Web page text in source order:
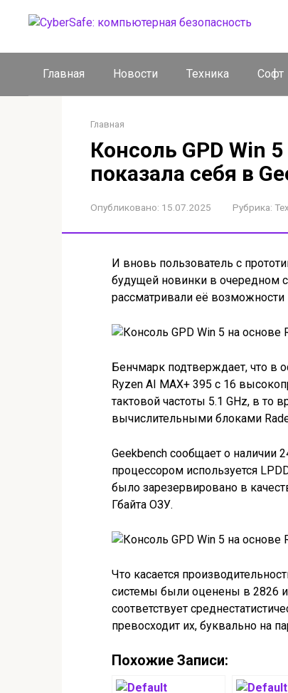
Главная Новости Техника Софт
Главная
Консоль GPD Win
показала себя в
Опубликовано: 15.07.2025 Рубрика:
И вновь пользователь с
будущей новинки в очередном
рассматривали её возможности
Бенчмарк подтверждает, что в
Ryzen AI MAX+ 395 с 16
тактовой частоты 5.1 GHz, в то
вычислительными блоками
Geekbench сообщает о наличии
процессором используется
было зарезервировано в
Гбайта ОЗУ.
Что касается
системы были оценены в 2826 и
соответствует
превосходит их, буквально на
Похожие Записи: